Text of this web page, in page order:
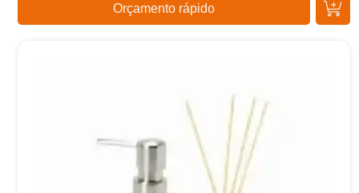
Orçamento rápido